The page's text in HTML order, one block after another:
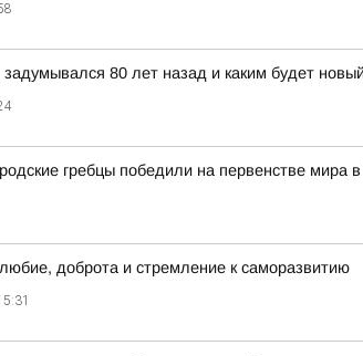
задумывался 80 лет назад и каким будет
гребцы победили на первенстве мира
доброта и стремление к саморазвитию